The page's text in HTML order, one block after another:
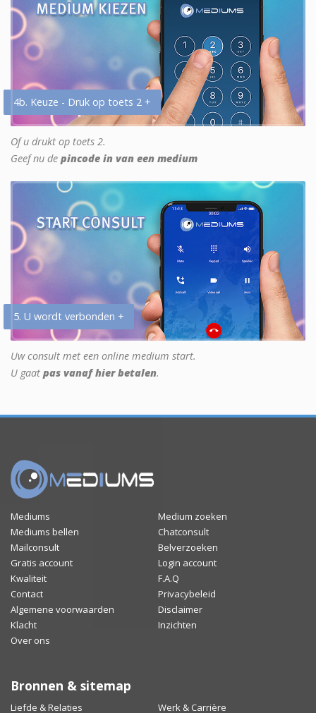
4b. Keuze - Druk op toets 2 +
Of u drukt op toets 2.
Geef nu de pincode in van een medium
5. U wordt verbonden +
Uw consult met een online medium start.
U gaat pas vanaf hier betalen.
Mediums
Medium zoeken
Mediums bellen
Chatconsult
Mailconsult
Belverzoeken
Gratis account
Login account
Kwaliteit
F.A.Q
Contact
Privacybeleid
Algemene voorwaarden
Disclaimer
Klacht
Inzichten
Over ons
Bronnen & sitemap
Liefde & Relaties Werk & Carrière